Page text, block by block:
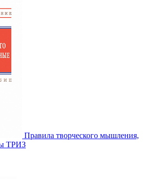
Правила творческого мышления,
ТРИЗ